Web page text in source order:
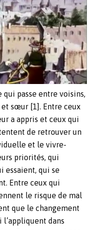
qui passe entre voisins,
et sœur [1]. Entre ceux
a appris et ceux qui
de retrouver un
et le vivre-
priorités, qui
essaient, qui se
Entre ceux qui
le risque de mal
que le changement
l’appliquent dans